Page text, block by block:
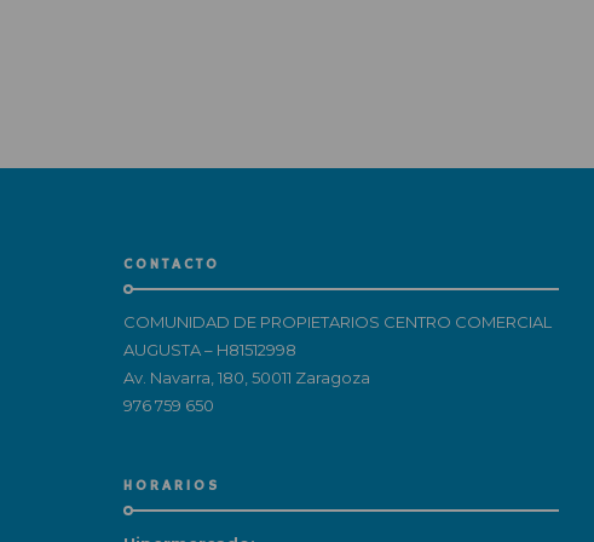
CONTACTO
COMUNIDAD DE PROPIETARIOS CENTRO COMERCIAL
AUGUSTA – H81512998
Av. Navarra, 180, 50011 Zaragoza
976 759 650
HORARIOS